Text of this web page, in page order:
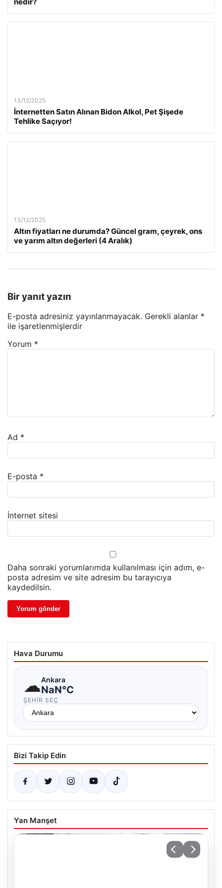
13/12/2025
İnternetten Satın Alınan Bidon Alkol, Pet Şişede
Tehlike Saçıyor!
13/12/2025
Altın fiyatları ne durumda? Güncel gram, çeyrek, ons
ve yarım altın değerleri (4 Aralık)
Bir yanıt yazın
E-posta adresiniz yayınlanmayacak. Gerekli alanlar *
ile işaretlenmişlerdir
Yorum *
Ad *
E-posta *
İnternet sitesi
Daha sonraki yorumlarımda kullanılması için adım, e-
posta adresim ve site adresim bu tarayıcıya
kaydedilsin.
Hava Durumu
☁Ankara
NaN°C
ŞEHIR SEÇ
Bizi Takip Edin
Yan Manşet